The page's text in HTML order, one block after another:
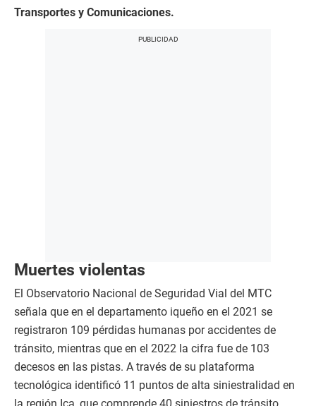
Transportes y Comunicaciones.
Muertes violentas
El Observatorio Nacional de Seguridad Vial del MTC
señala que en el departamento iqueño en el 2021 se
registraron 109 pérdidas humanas por accidentes de
tránsito, mientras que en el 2022 la cifra fue de 103
decesos en las pistas. A través de su plataforma
tecnológica identificó 11 puntos de alta siniestralidad en